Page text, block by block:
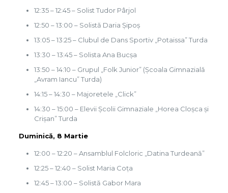
12:35 – 12:45 – Solist Tudor Pârjol
12:50 – 13:00 – Solistă Daria Șipoș
13:05 – 13:25 – Clubul de Dans Sportiv „Potaissa” Turda
13:30 – 13:45 – Solista Ana Bucșa
13:50 – 14:10 – Grupul „Folk Junior” (Şcoala Gimnazială
„Avram Iancu” Turda)
14:15 – 14:30 – Majoretele „Click”
14:30 – 15:00 – Elevii Şcolii Gimnaziale „Horea Cloșca și
Crișan” Turda
Duminică, 8 Martie
12:00 – 12:20 – Ansamblul Folcloric „Datina Turdeană”
12:25 – 12:40 – Solist Maria Coța
12:45 – 13:00 – Solistă Gabor Mara